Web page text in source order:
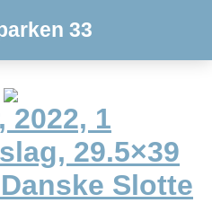
33
1
29.5×39
Slotte